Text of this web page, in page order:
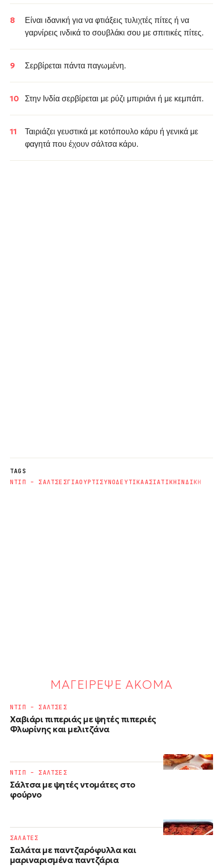
TAGS
ΝΤΙΠ – ΣΑΛΤΣΕΣΓΙΑΟΥΡΤΙΣΥΝΟΔΕΥΤΙΚΑΑΣΙΑΤΙΚΗΙΝΔΙΚΗ
Είναι ιδανική για να φτιάξεις τυλιχτές πίτες ή να
γαρνίρεις ινδικά το σουβλάκι σου με σπιτικές πίτες.
Σερβίρεται πάντα παγωμένη.
Στην Ινδία σερβίρεται με ρύζι μπιριάνι ή με κεμπάπ.
Ταιριάζει γευστικά με κοτόπουλο κάρυ ή γενικά με
φαγητά που έχουν σάλτσα κάρυ.
ΜΑΓΕΙΡΕΨΕ ΑΚΟΜΑ
Χαβιάρι πιπεριάς με ψητές πιπεριές
Φλωρίνης και μελιτζάνα
ΝΤΙΠ – ΣΑΛΤΣΕΣ
Σάλτσα με ψητές ντομάτες στο
φούρνο
ΝΤΙΠ – ΣΑΛΤΣΕΣ
Σαλάτα με παντζαρόφυλλα και
μαριναρισμένα παντζάρια
ΣΑΛΑΤΕΣ